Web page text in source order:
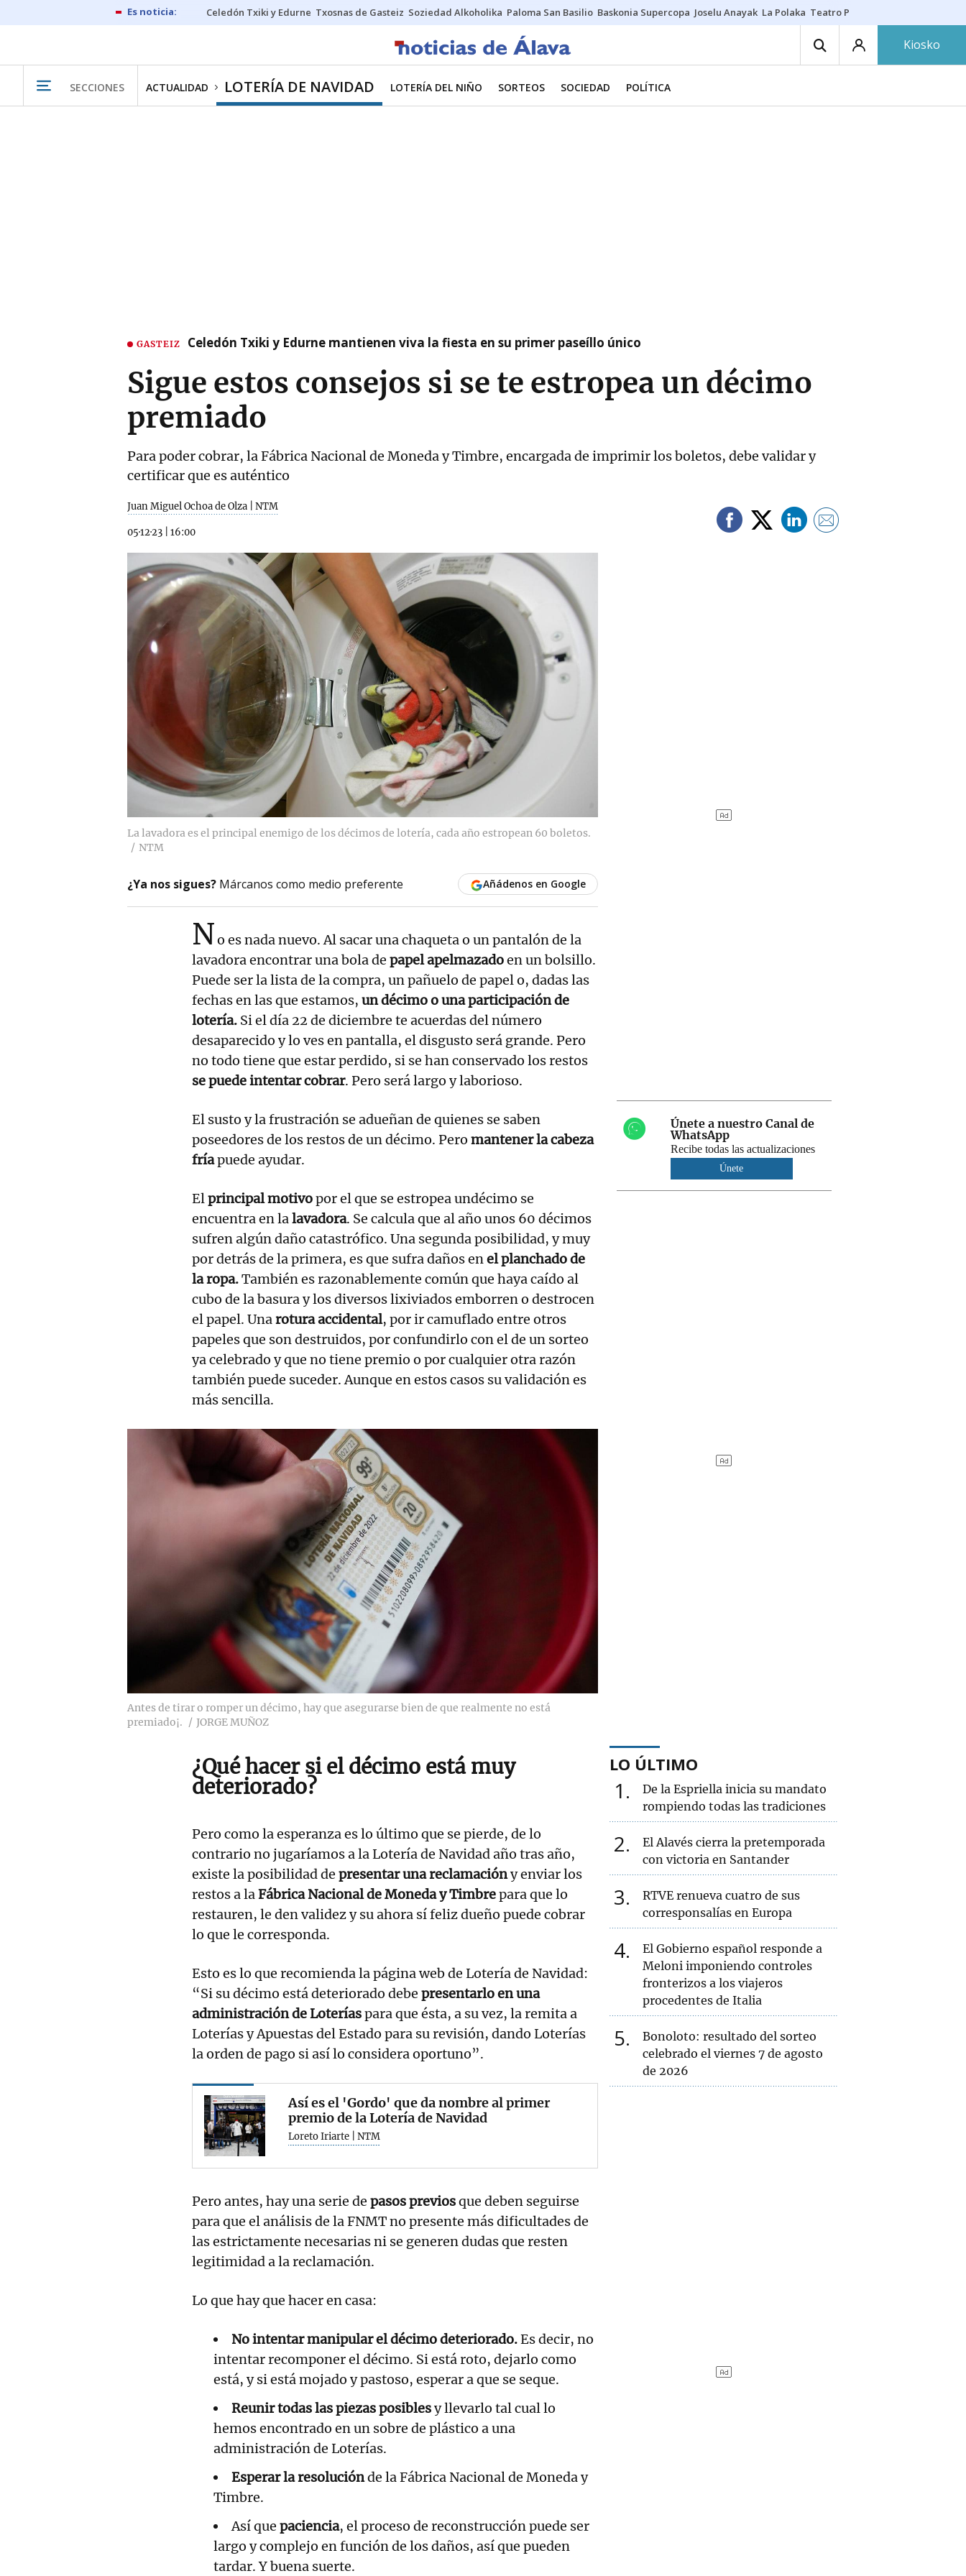
Celedón Txiki y Edurne Txosnas de Gasteiz Soziedad Alkoholika Paloma San Basilio Baskonia Supercopa Joselu Anayak La Polaka Teatro Principal
Kiosko
SECCIONES ACTUALIDAD LOTERÍA DE NAVIDAD LOTERÍA DEL NIÑO SORTEOS SOCIEDAD POLÍTICA
GASTEIZ Celedón Txiki y Edurne mantienen viva la fiesta en su primer paseíllo único
Sigue estos consejos si se te estropea un décimo
premiado
Para poder cobrar, la Fábrica Nacional de Moneda y Timbre, encargada de imprimir los boletos, debe validar y
certificar que es auténtico
Juan Miguel Ochoa de Olza | NTM
05·12·23 16:00
La lavadora es el principal enemigo de los décimos de lotería, cada año estropean 60 boletos.
NTM
¿Ya nos sigues? Márcanos como medio preferente Añádenos en Google
No es nada nuevo. Al sacar una chaqueta o un pantalón de la
lavadora encontrar una bola de papel apelmazadoen un bolsillo.
Puede ser la lista de la compra, un pañuelo de papel o, dadas las
fechas en las que estamos, un décimo o una participación de
lotería. Si el día 22 de diciembre te acuerdas del número
desaparecido y lo ves en pantalla, el disgusto será grande. Pero
no todo tiene que estar perdido, si se han conservado los restos
se puede intentar cobrar. Pero será largo y laborioso.
El susto y la frustración se adueñan de quienes se saben
poseedores de los restos de un décimo. Pero mantener la cabeza
fríapuede ayudar.
Elprincipal motivopor el que se estropea undécimo se
encuentra en lalavadora. Se calcula que al año unos 60 décimos
sufren algún daño catastrófico. Una segunda posibilidad, y muy
por detrás de la primera, es que sufra daños enel planchado de
la ropa.También es razonablemente común que haya caído al
cubo de la basura y los diversos lixiviados emborren o destrocen
el papel. Unarotura accidental, por ir camuflado entre otros
papeles que son destruidos, por confundirlo con el de un sorteo
ya celebrado y que no tiene premio o por cualquier otra razón
también puede suceder. Aunque en estos casos su validación es
más sencilla.
Antes de tirar o romper un décimo, hay que asegurarse bien de que realmente no está
premiado¡.
JORGE MUÑOZ
¿Qué hacer si el décimo está muy
deteriorado?
Pero como la esperanza es lo último que se pierde, de lo
contrario no jugaríamos a la Lotería de Navidad año tras año,
existe la posibilidad de presentar una reclamacióny enviar los
restos a laFábrica Nacional de Moneda y Timbrepara que lo
restauren, le den validez y su ahora sí feliz dueño puede cobrar
lo que le corresponda.
Esto es lo que recomienda la página web de Lotería de Navidad:
“Si su décimo está deteriorado debe presentarlo en una
administración de Loteríaspara que ésta, a su vez, la remita a
Loterías y Apuestas del Estado para su revisión, dando Loterías
la orden de pago si así lo considera oportuno”.
Así es el 'Gordo' que da nombre al primer
premio de la Lotería de Navidad
Loreto Iriarte | NTM
Pero antes, hay una serie de pasos previosque deben seguirse
para que el análisis de la FNMT no presente más dificultades de
las estrictamente necesarias ni se generen dudas que resten
legitimidad a la reclamación.
Lo que hay que hacer en casa:
No intentar manipular el décimo deteriorado.Es decir, no
intentar recomponer el décimo. Si está roto, dejarlo como
está, y si está mojado y pastoso, esperar a que se seque.
Reunir todas las piezas posiblesy llevarlo tal cual lo
hemos encontrado en un sobre de plástico a una
administración de Loterías.
Esperar la resoluciónde la Fábrica Nacional de Moneda y
Timbre.
Así que paciencia, el proceso de reconstrucción puede ser
largo y complejo en función de los daños, así que pueden
tardar. Y buena suerte.
Únete a nuestro Canal de
WhatsApp
Recibe todas las actualizaciones
Únete
LO ÚLTIMO
1
De la Espriella inicia su mandato
rompiendo todas las tradiciones
2
El Alavés cierra la pretemporada
con victoria en Santander
3
RTVE renueva cuatro de sus
corresponsalías en Europa
4
El Gobierno español responde a
Meloni imponiendo controles
fronterizos a los viajeros
procedentes de Italia
5
Bonoloto: resultado del sorteo
celebrado el viernes 7 de agosto
de 2026